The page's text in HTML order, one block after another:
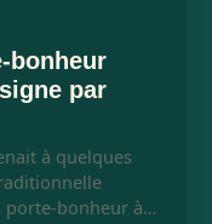
bonheur
par
à quelques
porte-bonheur à…